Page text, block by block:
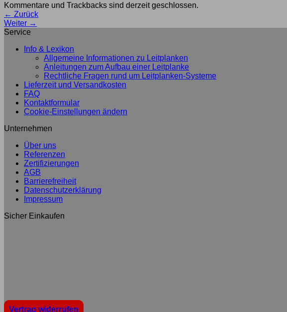
Kommentare und Trackbacks sind derzeit geschlossen.
← Zurück
Weiter →
Service
Info & Lexikon
Allgemeine Informationen zu Leitplanken
Anleitungen zum Aufbau einer Leitplanke
Rechtliche Fragen rund um Leitplanken-Systeme
Lieferzeit und Versandkosten
FAQ
Kontaktformular
Cookie-Einstellungen ändern
Unternehmen
Über uns
Referenzen
Zertifizierungen
AGB
Barrierefreiheit
Datenschutzerklärung
Impressum
Sicher Einkaufen
Vertrag widerrufen